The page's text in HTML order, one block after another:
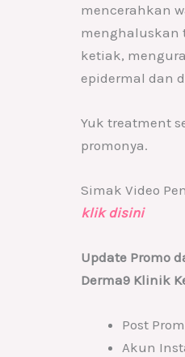
mencerahkan
menghaluskan
ketiak,
epidermal dan
Yuk treatment
promonya.
Simak Video
klik disini
Update Promo
Derma9 Klinik
Post
Akun